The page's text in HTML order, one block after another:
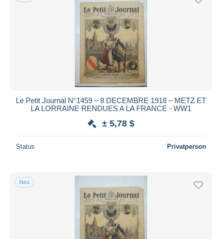
Le Petit Journal N°1459 – 8 DECEMBRE 1918 – METZ ET
LA LORRAINE RENDUES A LA FRANCE - WW1
± 5,78 $
Status Privatperson
Neu